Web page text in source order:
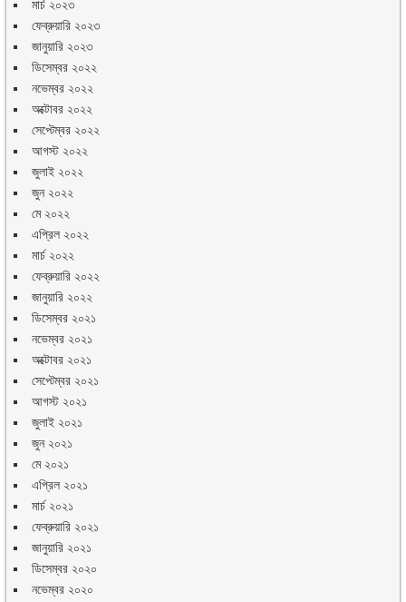
মার্চ ২০২৩
ফেব্রুয়ারি ২০২৩
জানুয়ারি ২০২৩
ডিসেম্বর ২০২২
নভেম্বর ২০২২
অক্টোবর ২০২২
সেপ্টেম্বর ২০২২
আগস্ট ২০২২
জুলাই ২০২২
জুন ২০২২
মে ২০২২
এপ্রিল ২০২২
মার্চ ২০২২
ফেব্রুয়ারি ২০২২
জানুয়ারি ২০২২
ডিসেম্বর ২০২১
নভেম্বর ২০২১
অক্টোবর ২০২১
সেপ্টেম্বর ২০২১
আগস্ট ২০২১
জুলাই ২০২১
জুন ২০২১
মে ২০২১
এপ্রিল ২০২১
মার্চ ২০২১
ফেব্রুয়ারি ২০২১
জানুয়ারি ২০২১
ডিসেম্বর ২০২০
নভেম্বর ২০২০